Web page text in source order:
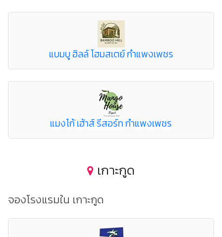
แบมบู ฮิลล์ โฮมสเตย์ กำแพงเพชร
แมงโก้ เฮ้าส์ รีสอร์ท กำแพงเพชร
เกาะกูด
จองโรงแรมใน เกาะกูด